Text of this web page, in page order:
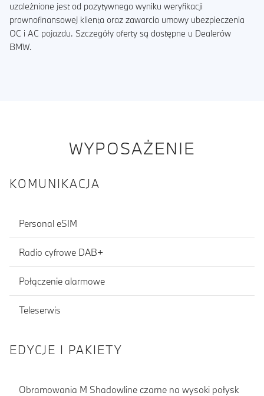
uzależnione jest od pozytywnego wyniku weryfikacji
prawnofinansowej klienta oraz zawarcia umowy ubezpieczenia
OC i AC pojazdu. Szczegóły oferty są dostępne u Dealerów
BMW.
WYPOSAŻENIE
KOMUNIKACJA
Personal eSIM
Radio cyfrowe DAB+
Połączenie alarmowe
Teleserwis
EDYCJE I PAKIETY
Obramowania M Shadowline czarne na wysoki połysk